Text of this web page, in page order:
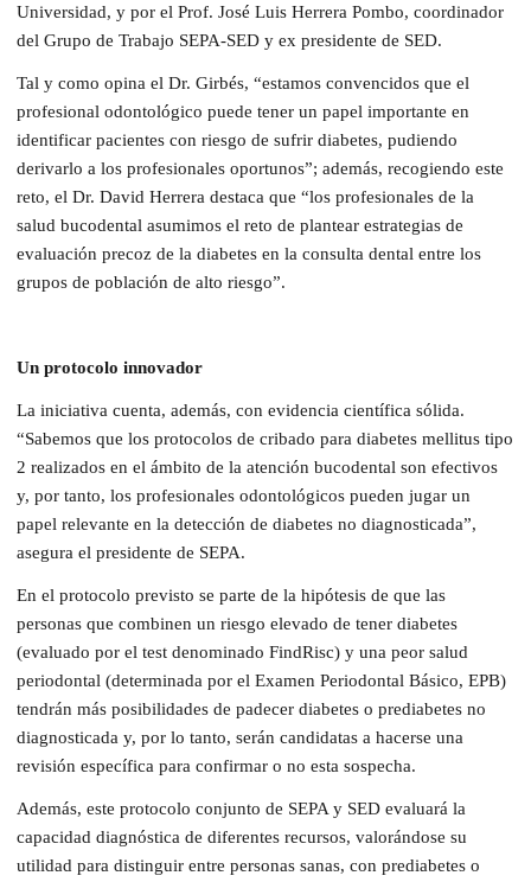
Universidad, y por el Prof. José Luis Herrera Pombo, coordinador
del Grupo de Trabajo SEPA-SED y ex presidente de SED.
Tal y como opina el Dr. Girbés, “estamos convencidos que el
profesional odontológico puede tener un papel importante en
identificar pacientes con riesgo de sufrir diabetes, pudiendo
derivarlo a los profesionales oportunos”; además, recogiendo este
reto, el Dr. David Herrera destaca que “los profesionales de la
salud bucodental asumimos el reto de plantear estrategias de
evaluación precoz de la diabetes en la consulta dental entre los
grupos de población de alto riesgo”.
Un protocolo innovador
La iniciativa cuenta, además, con evidencia científica sólida.
“Sabemos que los protocolos de cribado para diabetes mellitus tipo
2 realizados en el ámbito de la atención bucodental son efectivos
y, por tanto, los profesionales odontológicos pueden jugar un
papel relevante en la detección de diabetes no diagnosticada”,
asegura el presidente de SEPA.
En el protocolo previsto se parte de la hipótesis de que las
personas que combinen un riesgo elevado de tener diabetes
(evaluado por el test denominado FindRisc) y una peor salud
periodontal (determinada por el Examen Periodontal Básico, EPB)
tendrán más posibilidades de padecer diabetes o prediabetes no
diagnosticada y, por lo tanto, serán candidatas a hacerse una
revisión específica para confirmar o no esta sospecha.
Además, este protocolo conjunto de SEPA y SED evaluará la
capacidad diagnóstica de diferentes recursos, valorándose su
utilidad para distinguir entre personas sanas, con prediabetes o